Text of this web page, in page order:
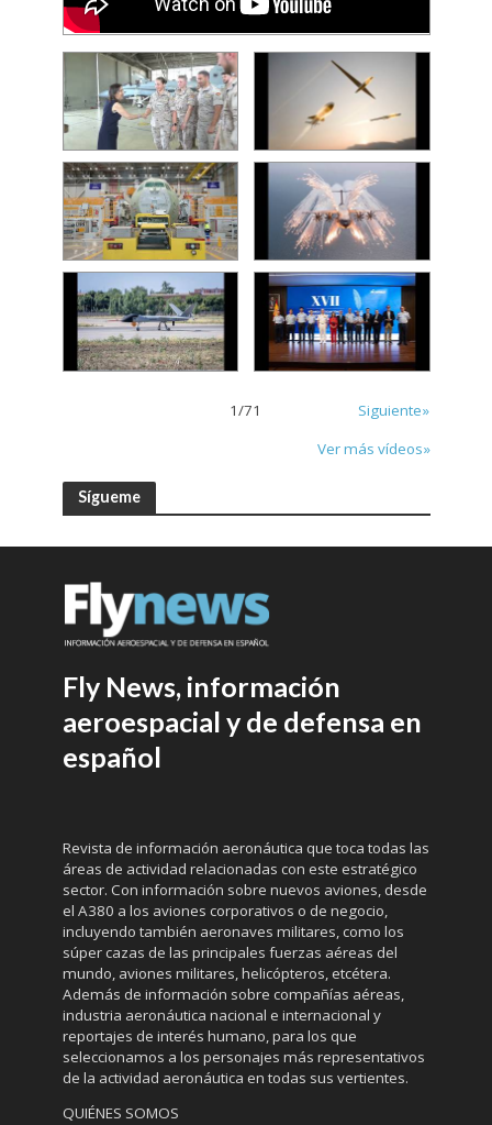
1/71
Siguiente»
Ver más vídeos»
Sígueme
Fly News, información
aeroespacial y de defensa en
español
Revista de información aeronáutica que toca todas las
áreas de actividad relacionadas con este estratégico
sector. Con información sobre nuevos aviones, desde
el A380 a los aviones corporativos o de negocio,
incluyendo también aeronaves militares, como los
súper cazas de las principales fuerzas aéreas del
mundo, aviones militares, helicópteros, etcétera.
Además de información sobre compañías aéreas,
industria aeronáutica nacional e internacional y
reportajes de interés humano, para los que
seleccionamos a los personajes más representativos
de la actividad aeronáutica en todas sus vertientes.
QUIÉNES SOMOS